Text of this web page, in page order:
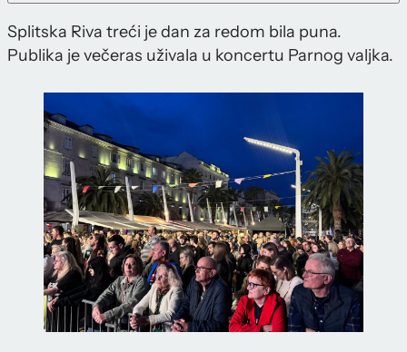
Splitska Riva treći je dan za redom bila puna.
Publika je večeras uživala u koncertu Parnog valjka.